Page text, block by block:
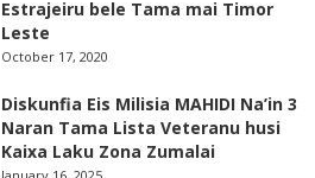
Estrajeiru bele Tama mai Timor
Leste
October 17, 2020
Diskunfia Eis Milisia MAHIDI Na’in 3
Naran Tama Lista Veteranu husi
Kaixa Laku Zona Zumalai